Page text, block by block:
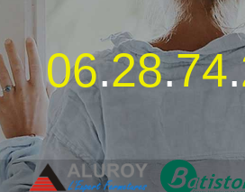
06.28.74.